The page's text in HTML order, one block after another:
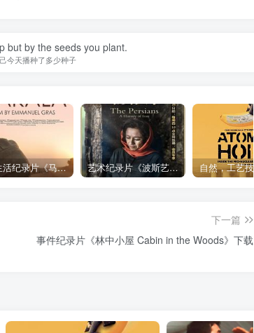
but by the seeds you plant.
今天播种了多少种子
社会生活纪录片《马加拉 Makala》下载 艺术纪录片《波斯艺术 Art of Persia》下载
下一篇
事件纪录片《林中小屋 Cabin in the Woods》下载